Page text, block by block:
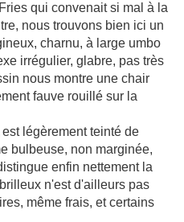
qui convenait si mal à la
nous trouvons bien ici un
charnu, à large umbo
irrégulier, glabre, pas très
nous montre une chair
fauve rouillé sur la
légèrement teinté de
bulbeuse, non marginée,
enfin nettement la
n'est d'ailleurs pas
même frais, et certains